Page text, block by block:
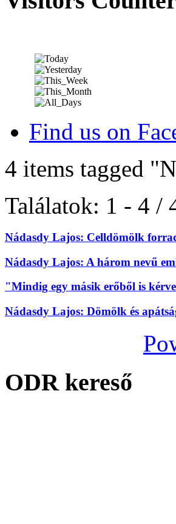
Find us on
4 items tagged
Találatok: 1 - 4 /
Nádasdy Lajos: Celldömölk
Nádasdy Lajos: A három nevű
"Mindig egy másik erőből is
Nádasdy Lajos: Dömölk és
ODR kereső